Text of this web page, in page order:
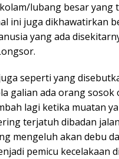
lubang besar yang
ini juga dikhawatirkan
yang ada
seperti yang
galian ada orang sosok
lagi ketika muatan
terjatuh dibadan
mengeluh akan debu
pemicu kecelakaan